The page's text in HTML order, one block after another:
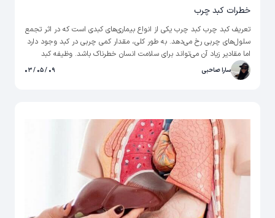
خطرات کبد چرب
تعریف کبد چرب کبد چرب یکی از انواع بیماری‌­های کبدی است که در اثر تجمع
سلول‌­های چربی رخ می­‌دهد. به طور کلی، مقدار کمی چربی در کبد وجود دارد
اما مقادیر زیاد آن می­‌تواند برای سلامت انسان خطرناک باشد. وظیفه کبد
پردازش مواد مغذی حاصل از مواد غذایی و خوراکی‌­هاست و مواد مضر خون را
نیز فیلتر می­‌کند. تجمع چربی در این عضو، به التهاب آن منجر می­‌شود. این
سارا صاحبی ۰۹ / ۰۵ / ۰۳